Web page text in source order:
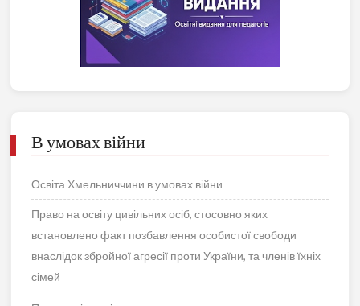
В умовах війни
Освіта Хмельниччини в умовах війни
Право на освіту цивільних осіб, стосовно яких
встановлено факт позбавлення особистої свободи
внаслідок збройної агресії проти України, та членів їхніх
сімей